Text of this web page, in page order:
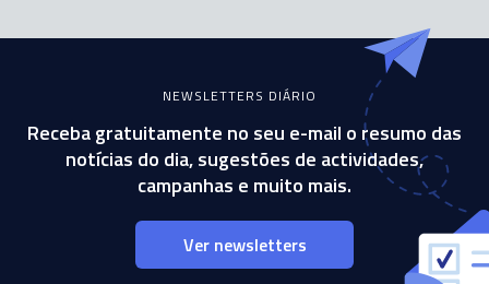
NEWSLETTERS DIÁRIO
Receba gratuitamente no seu e-mail o resumo das
notícias do dia, sugestões de actividades,
campanhas e muito mais.
Ver newsletters